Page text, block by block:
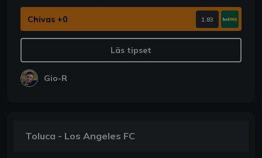
Chivas +0 1.83
Läs tipset
Gio-R
Toluca - Los Angeles FC